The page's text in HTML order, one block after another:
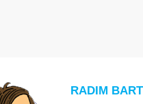
RADIM